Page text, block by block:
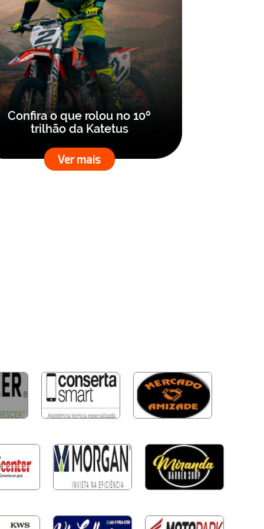
Confira o que rolou no 10º
trilhão da Katetus
Ver mais